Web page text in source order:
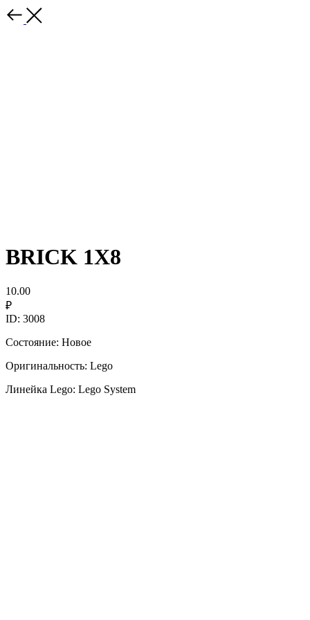
BRICK 1X8
10.00
₽
ID: 3008
Состояние: Новое
Оригинальность: Lego
Линейка Lego: Lego System